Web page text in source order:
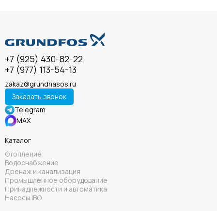
+7 (925) 430-82-22
+7 (977) 113-54-13
zakaz@grundnasos.ru
Заказать звонок
Telegram
MAX
Каталог
Отопление
Водоснабжение
Дренаж и канализация
Промышленное оборудование
Принадлежности и автоматика
Насосы IBO